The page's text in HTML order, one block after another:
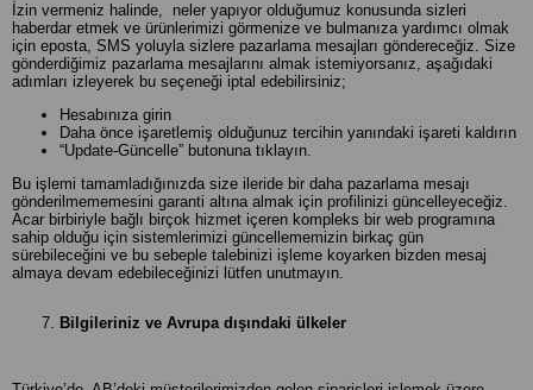
İzin vermeniz halinde, neler yapıyor olduğumuz konusunda sizleri
haberdar etmek ve ürünlerimizi görmenize ve bulmanıza yardımcı olmak
için eposta, SMS yoluyla sizlere pazarlama mesajları göndereceğiz. Size
gönderdiğimiz pazarlama mesajlarını almak istemiyorsanız, aşağıdaki
adımları izleyerek bu seçeneği iptal edebilirsiniz;
Hesabınıza girin
Daha önce işaretlemiş olduğunuz tercihin yanındaki işareti kaldırın
“Update-Güncelle” butonuna tıklayın.
Bu işlemi tamamladığınızda size ileride bir daha pazarlama mesajı
gönderilmememesini garanti altına almak için profilinizi güncelleyeceğiz.
Acar birbiriyle bağlı birçok hizmet içeren kompleks bir web programına
sahip olduğu için sistemlerimizi güncellememizin birkaç gün
sürebileceğini ve bu sebeple talebinizi işleme koyarken bizden mesaj
almaya devam edebileceğinizi lütfen unutmayın.
Bilgileriniz ve Avrupa dışındaki ülkeler